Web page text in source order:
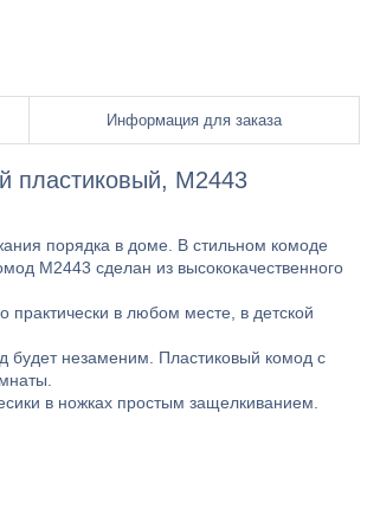
Информация для заказа
пластиковый, М2443
порядка в доме. В стильном комоде
М2443 сделан из высококачественного
в любом месте, в детской
будет незаменим. Пластиковый комод с
в ножках простым защелкиванием.